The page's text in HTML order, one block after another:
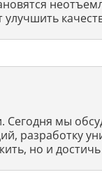
Сегодня мы
разработку
но и достичь